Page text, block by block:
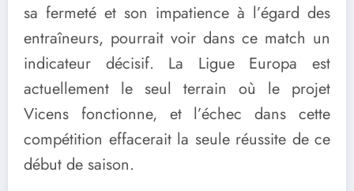
sa fermeté et son impatience à l’égard des
entraîneurs, pourrait voir dans ce match un
indicateur décisif. La Ligue Europa est
actuellement le seul terrain où le projet
Vicens fonctionne, et l’échec dans cette
compétition effacerait la seule réussite de ce
début de saison.